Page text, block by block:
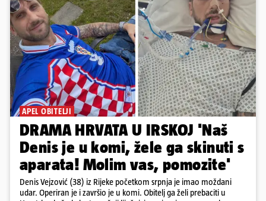
APEL OBITELJI
DRAMA HRVATA U IRSKOJ 'Naš
Denis je u komi, žele ga skinuti s
aparata! Molim vas, pomozite'
Denis Vejzović (38) iz Rijeke početkom srpnja je imao moždani
udar. Operiran je i završio je u komi. Obitelj ga želi prebaciti u